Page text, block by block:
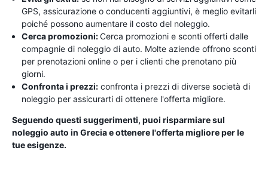
GPS, assicurazione o conducenti aggiuntivi, è meglio evitarli
poiché possono aumentare il costo del noleggio.
Cerca promozioni:Cerca promozioni e sconti offerti dalle
compagnie di noleggio di auto. Molte aziende offrono sconti
per prenotazioni online o per i clienti che prenotano più
giorni.
Confronta i prezzi: confronta i prezzi di diverse società di
noleggio per assicurarti di ottenere l'offerta migliore.
Seguendo questi suggerimenti, puoi risparmiare sul
noleggio auto in Grecia e ottenere l'offerta migliore per le
tue esigenze.